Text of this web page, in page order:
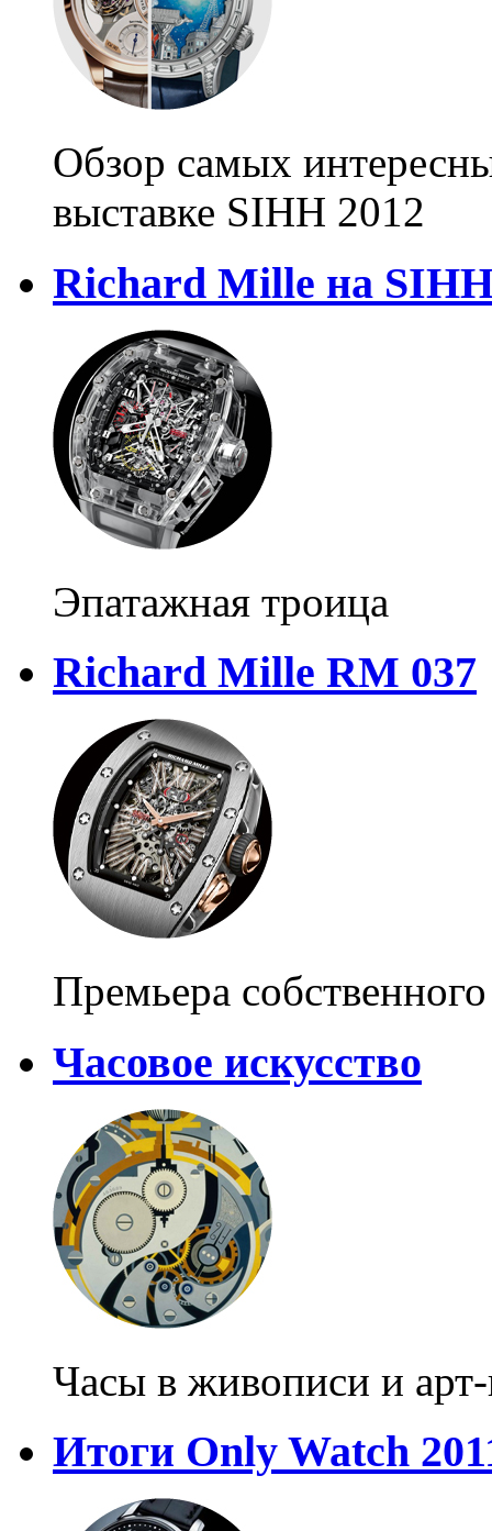
Обзор самых
выставке SIHH 2012
Richard Mille на
Эпатажная троица
Richard Mille RM 037
Премьера
Часовое искусство
Часы в живописи и арт-
Итоги Only Watch